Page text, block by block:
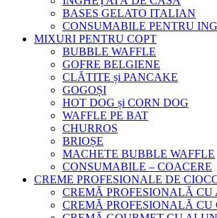
BASES GELATO ITALIAN
CONSUMABILE PENTRU
MIXURI PENTRU COPT
BUBBLE WAFFLE
GOFRE BELGIENE
CLĂTITE și PANCAKE
GOGOȘI
HOT DOG și CORN DOG
WAFFLE PE BAT
CHURROS
BRIOȘE
MACHETE BUBBLE WAFFLE
CONSUMABILE – COACERE
CREME PROFESIONALE DE
CREMĂ PROFESIONALĂ
CREMĂ PROFESIONALĂ CU